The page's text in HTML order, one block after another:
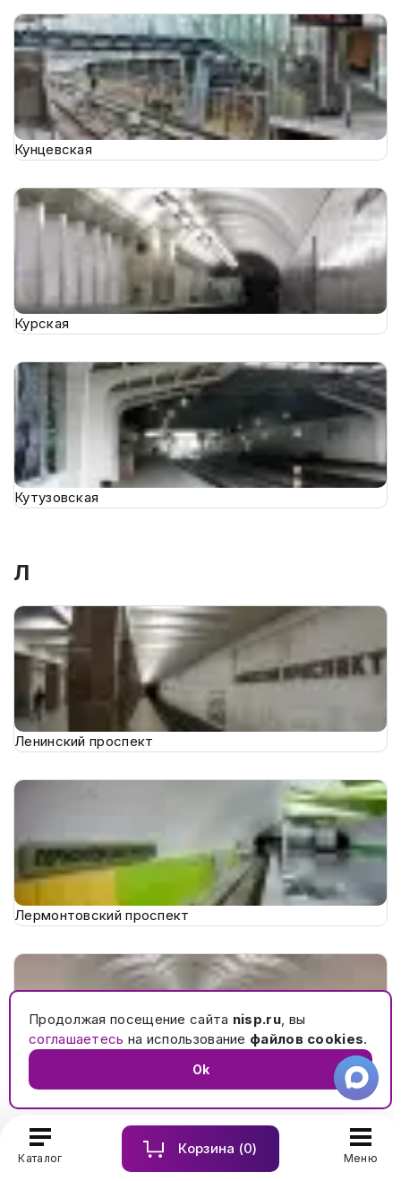
Каталог
Корзина (0)
Меню
Кунцевская
Курская
Кутузовская
Л
Ленинский проспект
Лермонтовский проспект
Лесопарковая
Продолжая посещение сайта nisp.ru, вы
соглашаетесь на использование файлов cookies.
Ok